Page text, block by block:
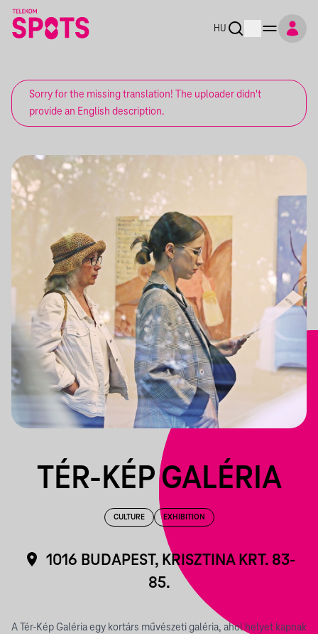
HU
Sorry for the missing translation! The uploader didn't
provide an English description.
TÉR-KÉP GALÉRIA
CULTURE EXHIBITION
1016 BUDAPEST, KRISZTINA KRT. 83-
85.
A Tér-Kép Galéria egy kortárs művészeti galéria, ahol helyet kapnak